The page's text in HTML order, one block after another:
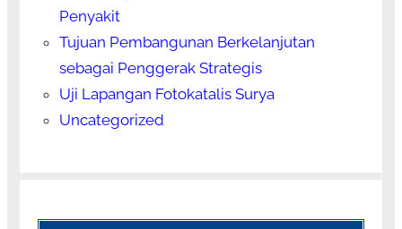
Penyakit
Tujuan Pembangunan Berkelanjutan
sebagai Penggerak Strategis
Uji Lapangan Fotokatalis Surya
Uncategorized